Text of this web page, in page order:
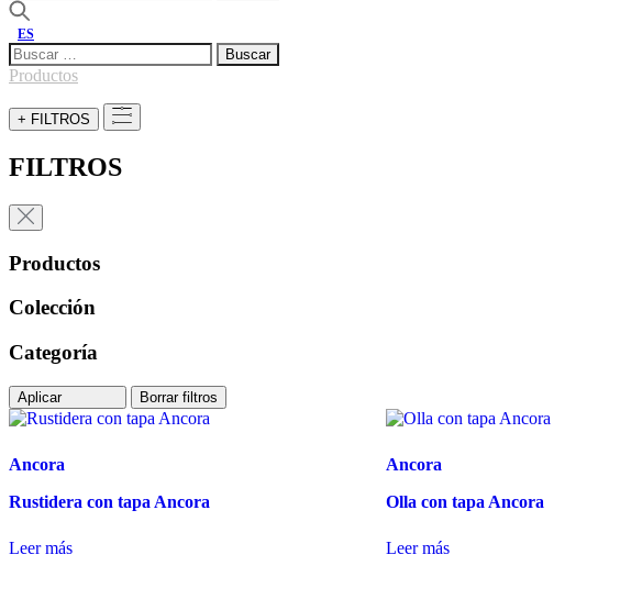
ES
Buscar:
Productos
+ FILTROS
FILTROS
Productos
Colección
Categoría
Aplicar Borrar filtros
Ancora
Rustidera con tapa Ancora
Leer más
Ancora
Olla con tapa Ancora
Leer más